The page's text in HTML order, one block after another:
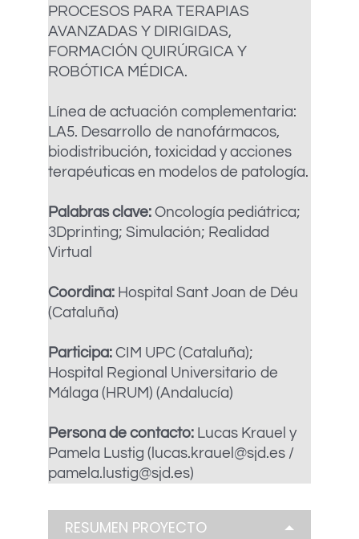
PROCESOS PARA TERAPIAS
AVANZADAS Y DIRIGIDAS,
FORMACIÓN QUIRÚRGICA Y
ROBÓTICA MÉDICA.
Línea de actuación complementaria:
LA5. Desarrollo de nanofármacos,
biodistribución, toxicidad y acciones
terapéuticas en modelos de patología.
Palabras clave: Oncología pediátrica;
3Dprinting; Simulación; Realidad
Virtual
Coordina: Hospital Sant Joan de Déu
(Cataluña)
Participa: CIM UPC (Cataluña);
Hospital Regional Universitario de
Málaga (HRUM) (Andalucía)
Persona de contacto: Lucas Krauel y
Pamela Lustig (lucas.krauel@sjd.es /
pamela.lustig@sjd.es)
RESUMEN PROYECTO